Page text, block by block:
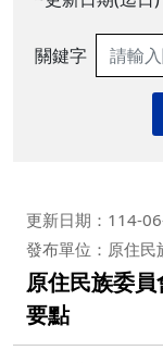
關鍵字
更新日期：114-
發布單位：原住民
原住民族委
要點